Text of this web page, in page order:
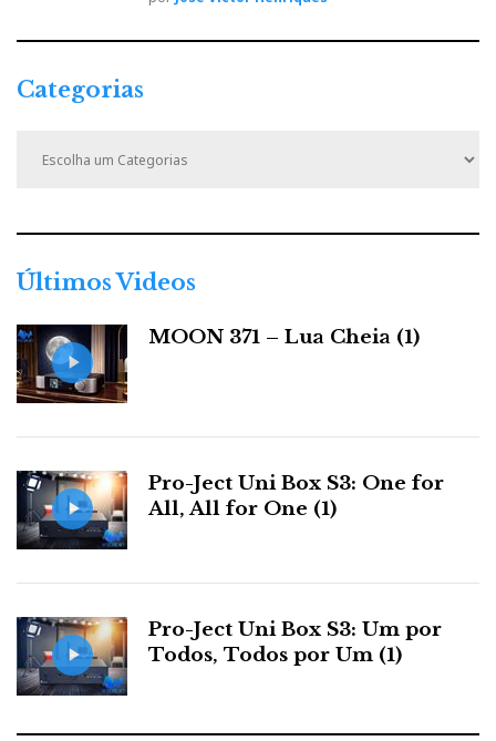
Categorias
r
i
s
Últimos Videos
MOON 371 – Lua Cheia (1)
Pro-Ject Uni Box S3: One for
All, All for One (1)
Pro-Ject Uni Box S3: Um por
Todos, Todos por Um (1)